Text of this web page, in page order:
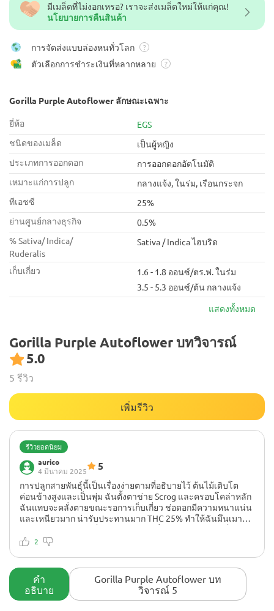
มีเมล็ดที่ไม่งอกเหรอ? เราจะส่งเมล็ดใหม่ให้แก่คุณ!
นโยบายการคืนสินค้า
การจัดส่งแบบล่องหนทั่วโลก ?
ตัวเลือกการชำระเงินที่หลากหลาย ?
Gorilla Purple Autoflower ลักษณะเฉพาะ
ยี่ห้อ
EGS
ชนิดของเมล็ด
เป็นผู้หญิง
ประเภทการออกดอก
การออกดอกอัตโนมัติ
เหมาะแก่การปลูก
กลางแจ้ง, ในร่ม, เรือนกระจก
ทีเอชซี
25%
ย่านศูนย์กลางธุรกิจ
0.5%
% Sativa/ Indica/
Ruderalis
Sativa / Indica ไฮบริด
เก็บเกี่ยว
1.6 - 1.8 ออนซ์/ตร.ฟ. ในร่ม
3.5 - 5.3 ออนซ์/ต้น กลางแจ้ง
แสดงทั้งหมด
Gorilla Purple Autoflower บทวิจารณ์
5.0
5 รีวิว
เพิ่มรีวิว
รีวิวยอดนิยม
aurico
4 มีนาคม 2025
5
การปลูกสายพันธุ์นี้เป็นเรื่องง่ายตามที่อธิบายไว้ ต้นไม้เติบโต
ค่อนข้างสูงและเป็นพุ่ม ฉันตั้งตาข่าย Scrog และครอบโคล่าหลัก
ฉันแทบจะคลั่งตายขณะรอการเก็บเกี่ยว ช่อดอกมีความหนาแน่น
และเหนียวมาก น่ารับประทานมาก THC 25% ทำให้ฉันมึนเมา
นั้นยอดเยี่ยมมาก ไม่ทำให้ผิดหวัง ขอบคุณ!
2
คำ
อธิบาย
Gorilla Purple Autoflower บท
วิจารณ์ 5